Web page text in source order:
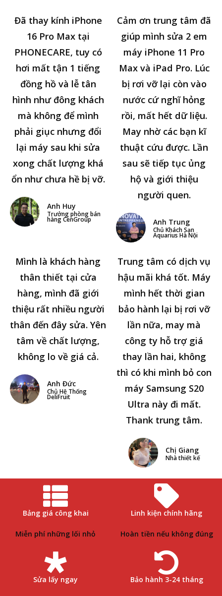
Đã thay kính iPhone
16 Pro Max tại
PHONECARE, tuy có
hơi mất tận 1 tiếng
đồng hồ và lễ tân
hình như đông khách
mà không để mình
phải giục nhưng đổi
lại máy sau khi sửa
xong chất lượng khá
ổn như chưa hề bị vỡ.
Anh Huy
Trưởng phòng bán
hàng CenGroup
Cảm ơn trung tâm đã
giúp mình sửa 2 em
máy iPhone 11 Pro
Max và iPad Pro. Lúc
bị rơi vỡ lại còn vào
nước cứ nghĩ hỏng
rồi, mất hết dữ liệu.
May nhờ các bạn kĩ
thuật cứu được. Lần
sau sẽ tiếp tục ủng
hộ và giới thiệu
người quen.
Anh Trung
Chủ Khách Sạn
Aquarius Hà Nội
Mình là khách hàng
thân thiết tại cửa
hàng, mình đã giới
thiệu rất nhiều người
thân đến đây sửa. Yên
tâm về chất lượng,
không lo về giá cả.
Anh Đức
Chủ Hệ Thống
DeliFruit
Trung tâm có dịch vụ
hậu mãi khá tốt. Máy
mình hết thời gian
bảo hành lại bị rơi vỡ
lần nữa, may mà
công ty hỗ trợ giá
thay lần hai, không
thì có khi mình bỏ con
máy Samsung S20
Ultra này đi mất.
Thank trung tâm.
Chị Giang
Nhà thiết kế
Bảng giá công khai
Miễn phí những lối nhỏ
Linh kiện chính hãng
Hoàn tiền nếu không đúng
Sửa lấy ngay Bảo hành 3-24 tháng